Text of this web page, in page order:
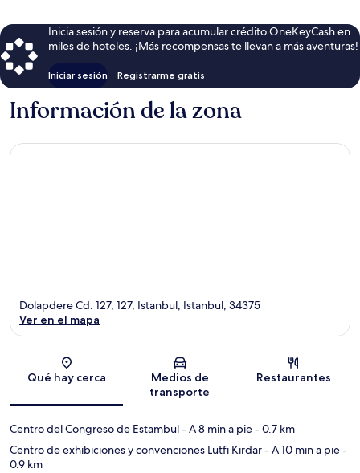
Inicia sesión y reserva para acumular crédito OneKeyCash en
miles de hoteles. ¡Más recompensas te llevan a más aventuras!
Iniciar sesión Registrarme gratis
Información de la zona
Sección del mapa
Dolapdere Cd. 127, 127, Istanbul, Istanbul, 34375
Ver en el mapa
Qué hay cerca
Medios de
transporte
Restaurantes
Centro del Congreso de Estambul- A 8 min a pie- 0.7 km
Centro de exhibiciones y convenciones Lutfi Kirdar- A 10 min a pie-
0.9 km